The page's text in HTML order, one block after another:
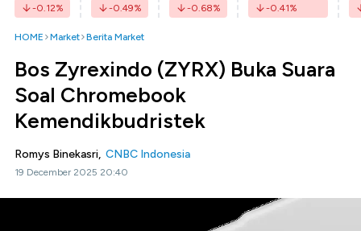
-0.12% -0.49% -0.68% -0.41%
HOME Market Berita Market
Bos Zyrexindo (ZYRX) Buka Suara
Soal Chromebook
Kemendikbudristek
Romys Binekasri, CNBC Indonesia
19 December 2025 20:40